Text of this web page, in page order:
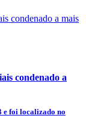
condenado a
e foi localizado no